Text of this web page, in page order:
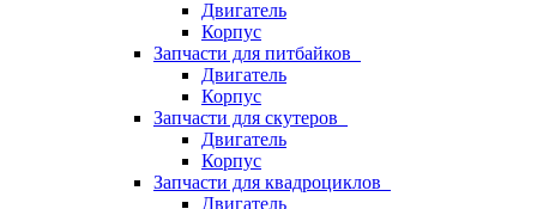
Двигатель
Корпус
Запчасти для питбайков
Двигатель
Корпус
Запчасти для скутеров
Двигатель
Корпус
Запчасти для квадроциклов
Двигатель